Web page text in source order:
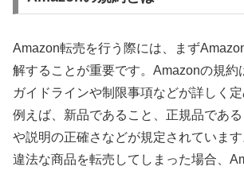
Amazon転売を行う際には、まず
解することが重要です。Amazonの規約
ガイドラインや制限事項などが詳しく定
例えば、新品であること、正規品であ
や説明の正確さなどが規定されていま
違法な商品を転売してしまった場合、